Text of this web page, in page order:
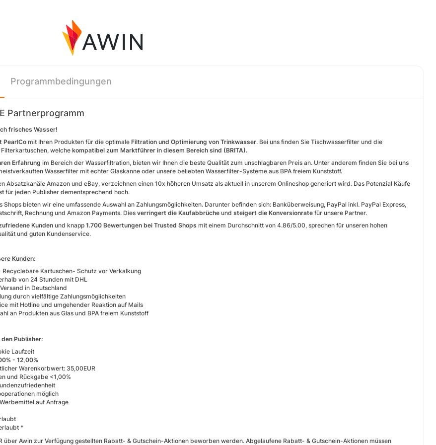
Programmbedingungen
Partnerprogramm
frisches Wasser!
PearlComit Ihren Produkten für die optimale Filtration und Optimierung von Trinkwasser. Bei uns finden Sie Tischwasserfilter und die
welche kompatibel zum Marktführer in diesem Bereich sind (BRITA).
Erfahrung im Bereich der Wasserfiltration, bieten wir Ihnen die beste Qualität zum unschlagbaren Preis an. Unter anderem finden Sie bei uns
Wasserfilter mit echter Glaskanne oder unsere beliebten Wasserfilter-Systeme aus BPA freiem Kunststoff.
Absatzkanäle Amazon und eBay, verzeichnen einen 10x höheren Umsatz als aktuell in unserem Onlineshop generiert wird. Das Potenzial Käufe
für jeden Publisher dementsprechend hoch.
Shops bieten wir eine umfassende Auswahl an Zahlungsmöglichkeiten. Darunter befinden sich: Banküberweisung, PayPal inkl. PayPal Express,
Rechnung und Amazon Payments. Dies verringert die Kaufabbrüche und steigert die Konversionrate für unsere Partner.
Kunden und knapp 1.700 Bewertungen bei Trusted Shops mit einem Durchschnitt von 4.86/5.00, sprechen für unseren hohen
und guten Kundenservice.
Kunden:
Recyclebare Kartuschen- Schutz vor Verkalkung
von 24 Stunden mit DHL
in Deutschland
durch vielfältige Zahlungsmöglichkeiten
mit Hotline und umgehender Reaktion auf Mails
an Produkten aus Glas und BPA freiem Kunststoff
Publisher:
Laufzeit
- 12,00%
Warenkorbwert: 35,00EUR
und Rückgabe <1,00%
möglich
auf Anfrage
*
über Awin zur Verfügung gestellten Rabatt- & Gutschein-Aktionen beworben werden. Abgelaufene Rabatt- & Gutschein-Aktionen müssen